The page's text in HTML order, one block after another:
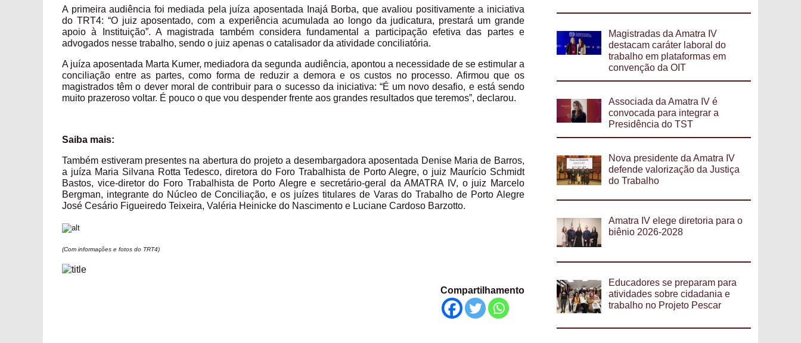
A primeira audiência foi mediada pela juíza aposentada Inajá Borba, que avaliou positivamente a iniciativa
do TRT4: “O juiz aposentado, com a experiência acumulada ao longo da judicatura, prestará um grande
apoio à Instituição”. A magistrada também considera fundamental a participação efetiva das partes e
advogados nesse trabalho, sendo o juiz apenas o catalisador da atividade conciliatória.
A juíza aposentada Marta Kumer, mediadora da segunda audiência, apontou a necessidade de se estimular a
conciliação entre as partes, como forma de reduzir a demora e os custos no processo. Afirmou que os
magistrados têm o dever moral de contribuir para o sucesso da iniciativa: “É um novo desafio, e está sendo
muito prazeroso voltar. É pouco o que vou despender frente aos grandes resultados que teremos”, declarou.
Saiba mais:
Também estiveram presentes na abertura do projeto a desembargadora aposentada Denise Maria de Barros,
a juíza Maria Silvana Rotta Tedesco, diretora do Foro Trabalhista de Porto Alegre, o juiz Maurício Schmidt
Bastos, vice-diretor do Foro Trabalhista de Porto Alegre e secretário-geral da AMATRA IV, o juiz Marcelo
Bergman, integrante do Núcleo de Conciliação, e os juízes titulares de Varas do Trabalho de Porto Alegre
José Cesário Figueiredo Teixeira, Valéria Heinicke do Nascimento e Luciane Cardoso Barzotto.
(Com informações e fotos do TRT4)
Compartilhamento
Magistradas da Amatra IV
destacam caráter laboral do
trabalho em plataformas em
convenção da OIT
Associada da Amatra IV é
convocada para integrar a
Presidência do TST
Nova presidente da Amatra IV
defende valorização da Justiça
do Trabalho
Amatra IV elege diretoria para o
biênio 2026-2028
Educadores se preparam para
atividades sobre cidadania e
trabalho no Projeto Pescar